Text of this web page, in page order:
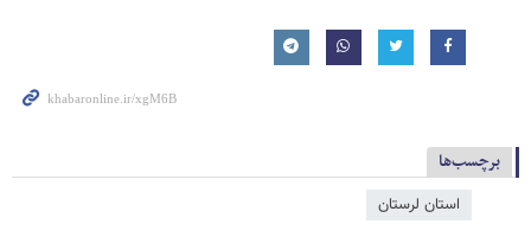
برچسب‌ها
استان لرستان